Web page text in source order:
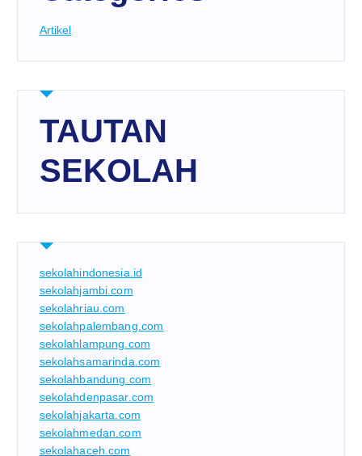
Artikel
TAUTAN
SEKOLAH
sekolahindonesia.id
sekolahjambi.com
sekolahriau.com
sekolahpalembang.com
sekolahlampung.com
sekolahsamarinda.com
sekolahbandung.com
sekolahdenpasar.com
sekolahjakarta.com
sekolahmedan.com
sekolahaceh.com